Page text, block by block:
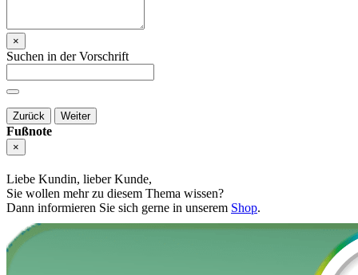
×
Suchen in der Vorschrift
Zurück Weiter
Fußnote
×
Liebe Kundin, lieber Kunde,
Sie wollen mehr zu diesem Thema wissen?
Dann informieren Sie sich gerne in unserem Shop.